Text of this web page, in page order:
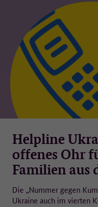
Helpline
offenes Ohr
Familien aus
Die „Nummer gegen
Ukraine auch im vierten